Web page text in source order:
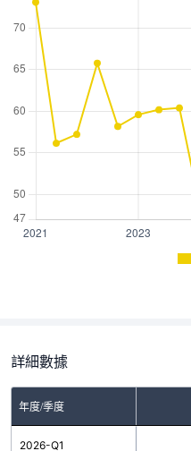
詳細數據
年度/季度
2026-Q1